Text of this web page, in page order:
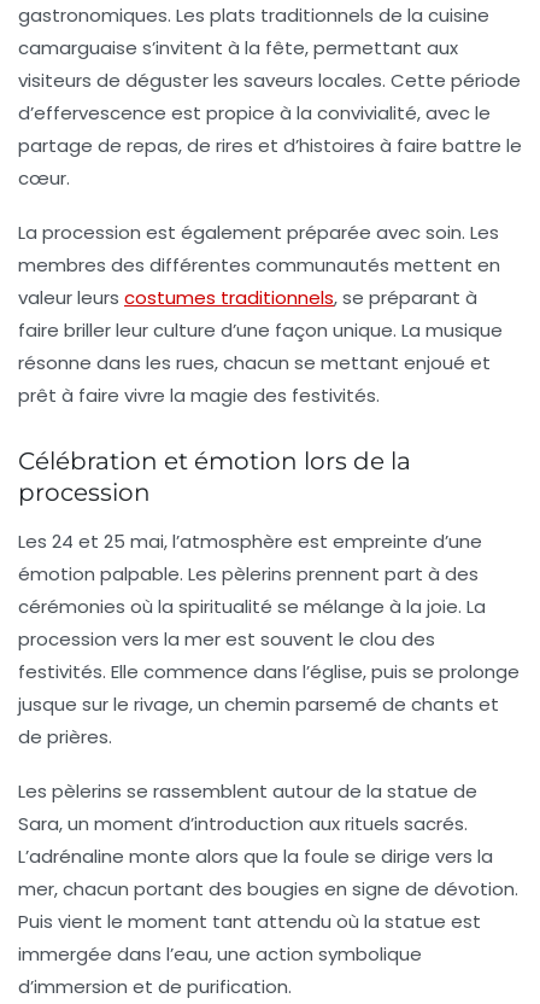
gastronomiques. Les plats traditionnels de la cuisine
camarguaise s’invitent à la fête, permettant aux
visiteurs de déguster les saveurs locales. Cette période
d’effervescence est propice à la convivialité, avec le
partage de repas, de rires et d’histoires à faire battre le
cœur.
La procession est également préparée avec soin. Les
membres des différentes communautés mettent en
valeur leurs costumes traditionnels, se préparant à
faire briller leur culture d’une façon unique. La musique
résonne dans les rues, chacun se mettant enjoué et
prêt à faire vivre la magie des festivités.
Célébration et émotion lors de la
procession
Les 24 et 25 mai, l’atmosphère est empreinte d’une
émotion palpable. Les pèlerins prennent part à des
cérémonies où la spiritualité se mélange à la joie. La
procession vers la mer est souvent le clou des
festivités. Elle commence dans l’église, puis se prolonge
jusque sur le rivage, un chemin parsemé de chants et
de prières.
Les pèlerins se rassemblent autour de la statue de
Sara, un moment d’introduction aux rituels sacrés.
L’adrénaline monte alors que la foule se dirige vers la
mer, chacun portant des bougies en signe de dévotion.
Puis vient le moment tant attendu où la statue est
immergée dans l’eau, une action symbolique
d’immersion et de purification.